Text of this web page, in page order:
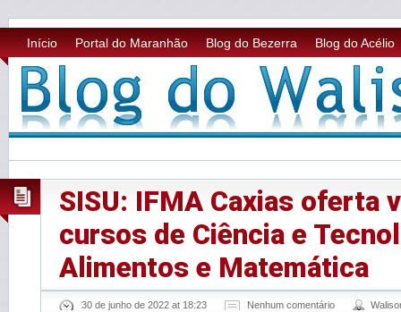
Início Portal do Maranhão Blog do Bezerra Blog do Acélio
SISU: IFMA Caxias oferta
cursos de Ciência e
Alimentos e Matemática
30 de junho de 2022 at 18:23 Nenhum comentário